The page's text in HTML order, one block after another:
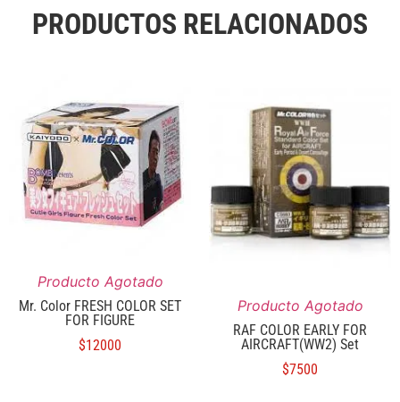
PRODUCTOS RELACIONADOS
Producto Agotado
Mr. Color FRESH COLOR SET
FOR FIGURE
$12000
Producto Agotado
RAF COLOR EARLY FOR
AIRCRAFT(WW2) Set
$7500